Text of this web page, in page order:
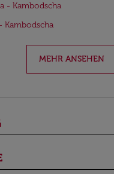
- Kambodscha
Kambodscha
MEHR ANSEHEN